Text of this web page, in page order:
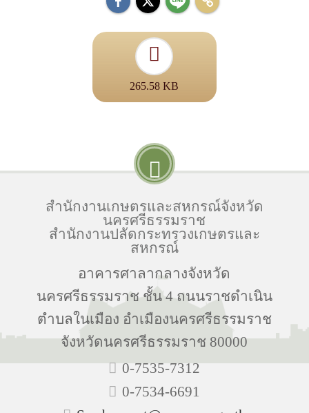
265.58 KB
สำนักงานเกษตรและสหกรณ์จังหวัด
นครศรีธรรมราช
สำนักงานปลัดกระทรวงเกษตรและ
สหกรณ์
อาคารศาลากลางจังหวัด
นครศรีธรรมราช ชั้น 4 ถนนราชดำเนิน
ตำบลในเมือง อำเมืองนครศรีธรรมราช
จังหวัดนครศรีธรรมราช 80000
0-7535-7312
0-7534-6691